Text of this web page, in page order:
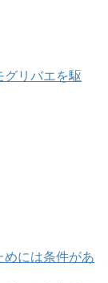
グリバエを駆
めには条件があ